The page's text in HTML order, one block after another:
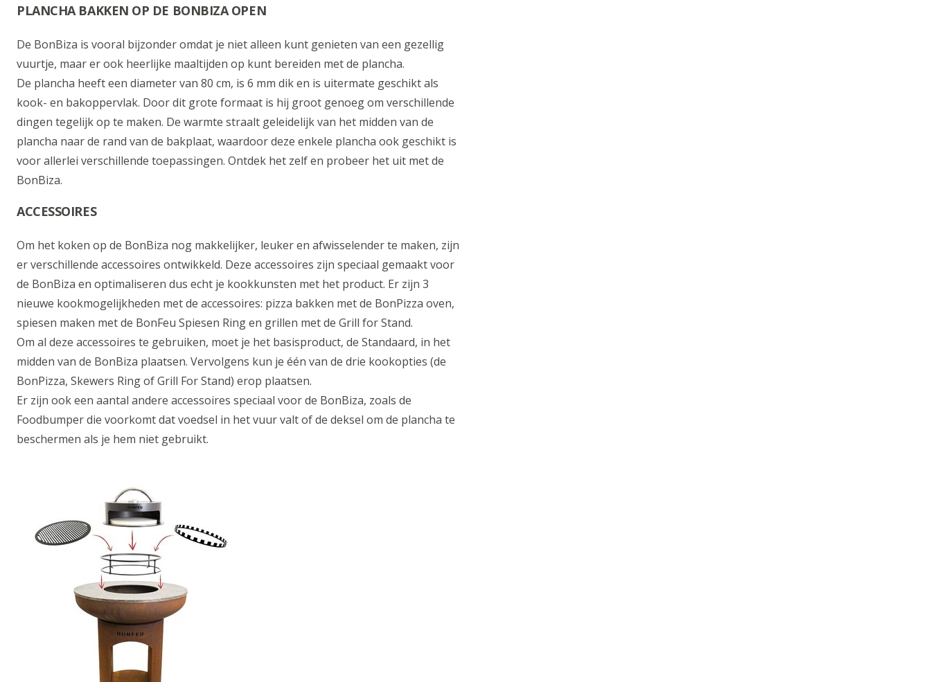
PLANCHA BAKKEN OP DE BONBIZA OPEN
De BonBiza is vooral bijzonder omdat je niet alleen kunt genieten van een gezellig
vuurtje, maar er ook heerlijke maaltijden op kunt bereiden met de plancha.
De plancha heeft een diameter van 80 cm, is 6 mm dik en is uitermate geschikt als
kook- en bakoppervlak. Door dit grote formaat is hij groot genoeg om verschillende
dingen tegelijk op te maken. De warmte straalt geleidelijk van het midden van de
plancha naar de rand van de bakplaat, waardoor deze enkele plancha ook geschikt is
voor allerlei verschillende toepassingen. Ontdek het zelf en probeer het uit met de
BonBiza.
ACCESSOIRES
Om het koken op de BonBiza nog makkelijker, leuker en afwisselender te maken, zijn
er verschillende accessoires ontwikkeld. Deze accessoires zijn speciaal gemaakt voor
de BonBiza en optimaliseren dus echt je kookkunsten met het product. Er zijn 3
nieuwe kookmogelijkheden met de accessoires: pizza bakken met de BonPizza oven,
spiesen maken met de BonFeu Spiesen Ring en grillen met de Grill for Stand.
Om al deze accessoires te gebruiken, moet je het basisproduct, de Standaard, in het
midden van de BonBiza plaatsen. Vervolgens kun je één van de drie kookopties (de
BonPizza, Skewers Ring of Grill For Stand) erop plaatsen.
Er zijn ook een aantal andere accessoires speciaal voor de BonBiza, zoals de
Foodbumper die voorkomt dat voedsel in het vuur valt of de deksel om de plancha te
beschermen als je hem niet gebruikt.